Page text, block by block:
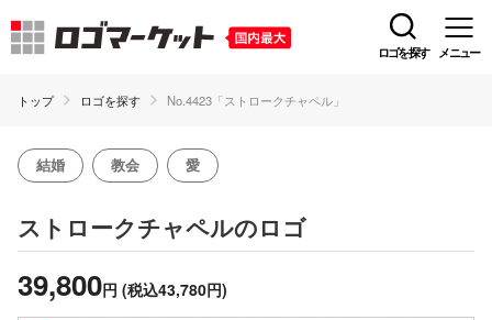
ロゴを探す メニュー
トップ ロゴを探す No.4423「ストロークチャペル」
結婚 教会 愛
ストロークチャペルのロゴ
39,800円 (税込43,780円)